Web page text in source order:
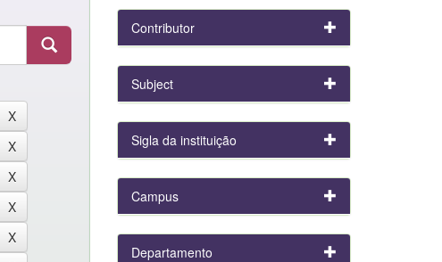
Contributor
Subject
Sigla da instituição
Campus
Departamento